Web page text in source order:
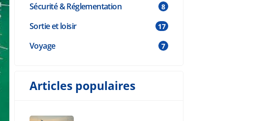
Sécurité & Réglementation 8
Sortie et loisir 17
Voyage 7
Articles populaires